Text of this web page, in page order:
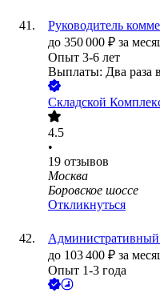
Руководитель
до 350 000 ₽ за
Опыт 3-6 лет
Выплаты: Два раза
Складской
4.5
•
19 отзывов
Москва
Боровское шоссе
Откликнуться
до 103 400 ₽ за
Опыт 1-3 года